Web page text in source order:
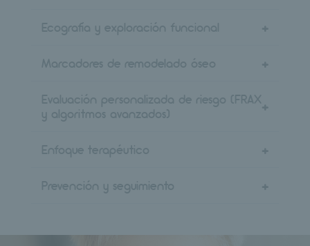
Ecografía y exploración funcional +
Marcadores de remodelado óseo +
Evaluación personalizada de riesgo (FRAX
y algoritmos avanzados)
+
Enfoque terapéutico +
Prevención y seguimiento +